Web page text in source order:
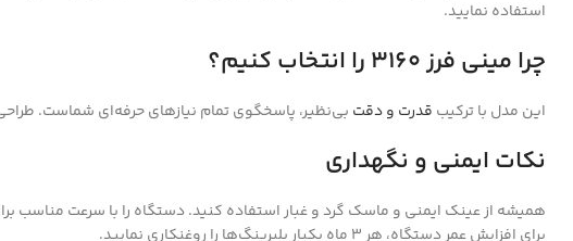
استفاده نمایید.
چرا مینی فرز 3160 را انتخاب کنیم؟
این مدل با ترکیب قدرت و دقت بی‌نظیر، پاسخگوی تمام نیازهای حرفه‌ای شماست.
نکات ایمنی و نگهداری
همیشه از عینک ایمنی و ماسک گرد و غبار استفاده کنید. دستگاه را با سرعت مناسب
برای افزایش عمر دستگاه، هر 3 ماه یکبار بلبرینگ‌ها را روغنکاری نمایید.